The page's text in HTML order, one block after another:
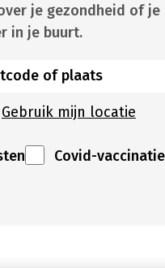
je gezondheid of
in je buurt.
Gebruik mijn locatie
Covid-vaccinatie